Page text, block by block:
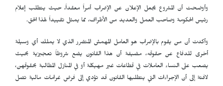
وأوضحت أن المشروع يجعل الإعلان عن الإضراب أمراً معقداً، حيث يتطلب إعلام
رئيس الحكومة وصاحب العمل والعديد من الأطراف، مما يمثل تقييداً لهذا الحق.
وأكدت أن من يقوم بالإضراب هو العامل المهمش المتضرر الذي لا يملك أي وسيلة
أخرى للدفاع عن حقوقه، مضيفة أن هذا القانون يضع شروطاً تعجيزية بحيث
يصعب على النساء العاملات في قطاعات غير مهيكلة أو في المنازل المطالبة بحقوقهن،
لافتة إلى أن الإجراءات التي يتطلبها القانون قد تؤدي إلى فرض غرامات مالية تصل